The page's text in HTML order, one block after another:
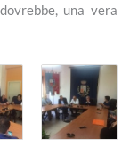
una vera